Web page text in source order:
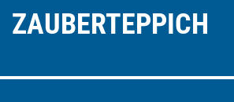
ZAUBERTEPPICH